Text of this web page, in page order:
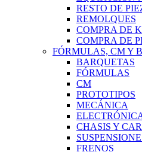
RESTO DE
REMOLQUES
COMPRA DE
COMPRA DE
FÓRMULAS, CM Y
BARQUETAS
FÓRMULAS
CM
PROTOTIPOS
MECÁNICA
CHASIS Y
FRENOS